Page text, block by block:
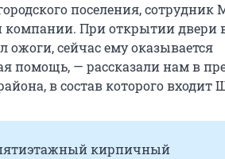
поселения,
При открытии двери
сейчас ему оказывается
помощь, — рассказали нам в
в состав которого входит
кирпичный